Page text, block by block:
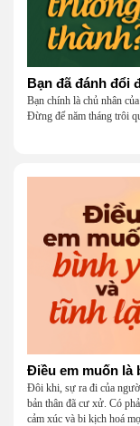
Bạn chính là chủ nhân
Đừng để năm tháng trôi
Điều em muốn là
Đôi khi, sự ra đi của
bản thân đã cư xử. Có
cảm xúc và bi kịch hoá